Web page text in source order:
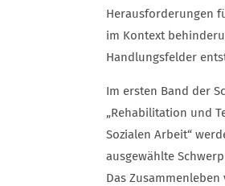
Herausforderungen
im Kontext
Handlungsfelder
Im ersten Band der
„Rehabilitation und
Sozialen Arbeit“
ausgewählte
Das